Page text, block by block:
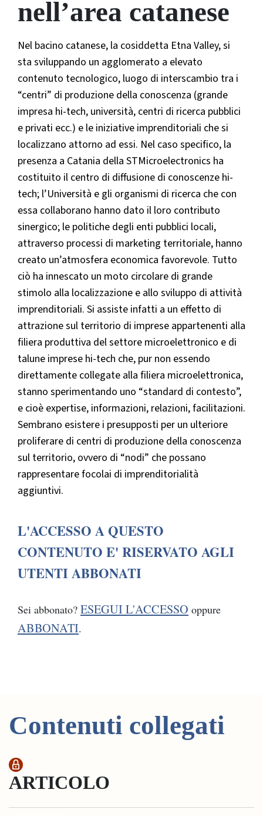
nell’area catanese
Nel bacino catanese, la cosiddetta Etna Valley, si
sta sviluppando un agglomerato a elevato
contenuto tecnologico, luogo di interscambio tra i
“centri” di produzione della conoscenza (grande
impresa hi-tech, università, centri di ricerca pubblici
e privati ecc.) e le iniziative imprenditoriali che si
localizzano attorno ad essi. Nel caso specifico, la
presenza a Catania della STMicroelectronics ha
costituito il centro di diffusione di conoscenze hi-
tech; l’Università e gli organismi di ricerca che con
essa collaborano hanno dato il loro contributo
sinergico; le politiche degli enti pubblici locali,
attraverso processi di marketing territoriale, hanno
creato un’atmosfera economica favorevole. Tutto
ciò ha innescato un moto circolare di grande
stimolo alla localizzazione e allo sviluppo di attività
imprenditoriali. Si assiste infatti a un effetto di
attrazione sul territorio di imprese appartenenti alla
filiera produttiva del settore microelettronico e di
talune imprese hi-tech che, pur non essendo
direttamente collegate alla filiera microelettronica,
stanno sperimentando uno “standard di contesto”,
e cioè expertise, informazioni, relazioni, facilitazioni.
Sembrano esistere i presupposti per un ulteriore
proliferare di centri di produzione della conoscenza
sul territorio, ovvero di “nodi” che possano
rappresentare focolai di imprenditorialità
aggiuntivi.
L'ACCESSO A QUESTO
CONTENUTO E' RISERVATO AGLI
UTENTI ABBONATI
Sei abbonato? ESEGUI L'ACCESSO oppure
ABBONATI.
Contenuti collegati
ARTICOLO